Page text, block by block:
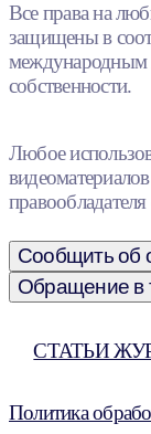
Все права на
защищены в
международным
собственности.
Любое
Сообщить об
Обращение в
СТАТЬИ
Политика